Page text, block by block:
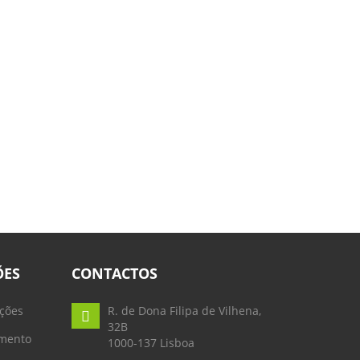
CONTACTOS
R. de Dona Filipa de Vilhena,
32B
1000-137 Lisboa